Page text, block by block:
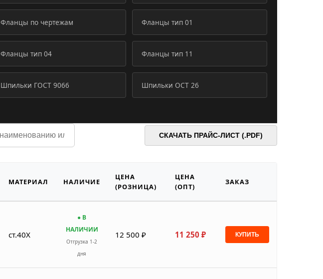
Фланцы по чертежам Фланцы тип 01
Фланцы тип 04 Фланцы тип 11
Шпильки ГОСТ 9066 Шпильки ОСТ 26
СКАЧАТЬ ПРАЙС-ЛИСТ (.PDF)
МАТЕРИАЛ НАЛИЧИЕ
ЦЕНА
(РОЗНИЦА)
ЦЕНА
(ОПТ)
ЗАКАЗ
ст.40Х
● В
НАЛИЧИИ
Отгрузка 1-2
дня
12 500 ₽ 11 250 ₽ КУПИТЬ